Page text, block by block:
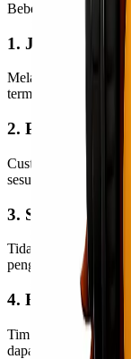
Beberapa alasan
1. Jangkauan
Melayani pengiriman
termasuk Indonesia
2. Pilihan
Customer dapat
sesuai kebutuhan
3. Support
Tidak hanya
pengiriman skala
4. Fast
Tim operasional
dapat memonitor